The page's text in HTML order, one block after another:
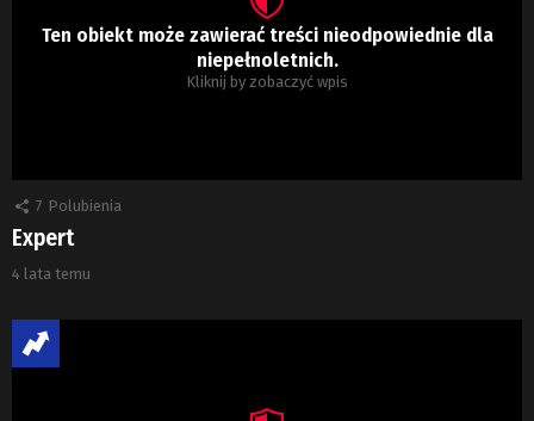
Ten obiekt może zawierać treści nieodpowiednie dla
niepełnoletnich.
Kliknij by zobaczyć wpis
7 Polubienia
Expert
4 lata temu